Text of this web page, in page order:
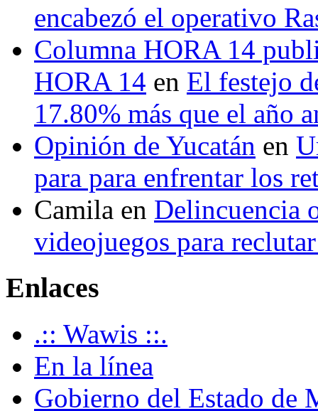
encabezó el operativo
Columna HORA 14
HORA 14 en El festejo
17.80% más que el año
Opinión de Yucatán en
para para enfrentar los
Camila en Delincuencia
videojuegos para
Enlaces
.:: Wawis ::.
En la línea
Gobierno del Estado de